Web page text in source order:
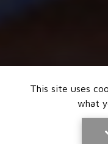
This site uses
what